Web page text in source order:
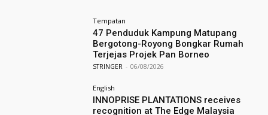
Tempatan
47 Penduduk Kampung Matupang
Bergotong-Royong Bongkar Rumah
Terjejas Projek Pan Borneo
STRINGER - 06/08/2026
English
INNOPRISE PLANTATIONS receives
recognition at The Edge Malaysia